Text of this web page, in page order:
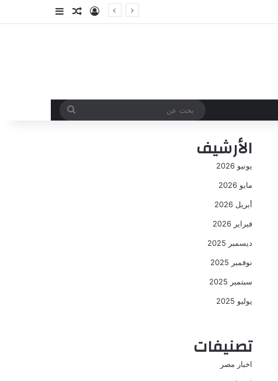
تسجيل الدخول
مقال عشوائي
إضافة عمود
بحث
الأرشيف
يونيو 2026
مايو 2026
أبريل 2026
فبراير 2026
ديسمبر 2025
نوفمبر 2025
سبتمبر 2025
يوليو 2025
تصنيفات
اخبار مصر